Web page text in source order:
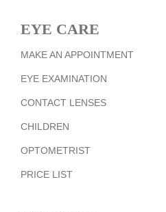
EYE CARE
MAKE AN APPOINTMENT
EYE EXAMINATION
CONTACT LENSES
CHILDREN
OPTOMETRIST
PRICE LIST